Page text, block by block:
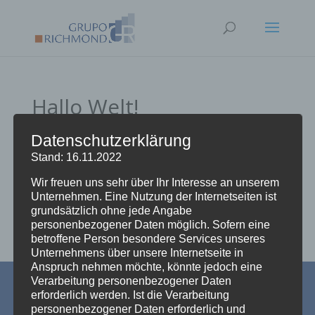
Hallo Welt!
von admin Nov. 14, 2019|
Willkommen bei WordPress. Dies ist dein erster
Beitrag. Bearbeite oder lösche ihn und beginne mit
dem Schreiben!
Kontakt|Impressum |Datenschutz
Datenschutzerklärung
Stand: 16.11.2022
Wir freuen uns sehr über Ihr Interesse an unserem
Unternehmen. Eine Nutzung der Internetseiten ist
grundsätzlich ohne jede Angabe
personenbezogener Daten möglich. Sofern eine
betroffene Person besondere Services unseres
Unternehmens über unsere Internetseite in
Anspruch nehmen möchte, könnte jedoch eine
Verarbeitung personenbezogener Daten
erforderlich werden. Ist die Verarbeitung
personenbezogener Daten erforderlich und